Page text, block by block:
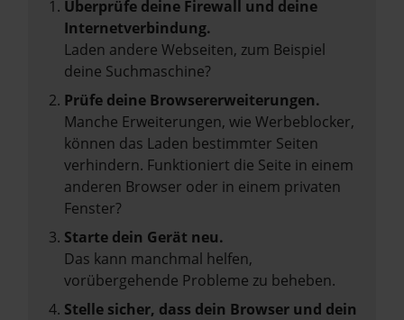
Überprüfe deine Firewall und deine
Internetverbindung.
Laden andere Webseiten, zum Beispiel
deine Suchmaschine?
Prüfe deine Browsererweiterungen.
Manche Erweiterungen, wie Werbeblocker,
können das Laden bestimmter Seiten
verhindern. Funktioniert die Seite in einem
anderen Browser oder in einem privaten
Fenster?
Starte dein Gerät neu.
Das kann manchmal helfen,
vorübergehende Probleme zu beheben.
Stelle sicher, dass dein Browser und dein